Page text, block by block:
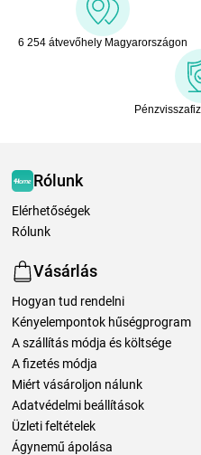
6 254 átvevőhely Magyarországon
Rólunk
Elérhetőségek
Rólunk
Vásárlás
Hogyan tud rendelni
Kényelempontok hűségprogram
A szállítás módja és költsége
A fizetés módja
Miért vásároljon nálunk
Adatvédelmi beállítások
Üzleti feltételek
Ágynemű ápolása